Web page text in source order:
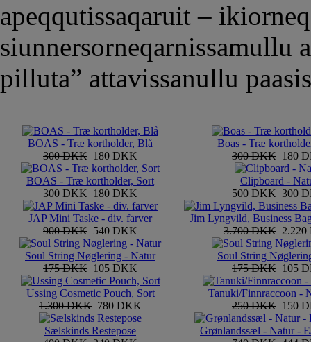
apeqqutissaqaruit –
pilluta” attavissanullu
BOAS - Træ kortholder, Blå
300 DKK 180 DKK
Boas - Træ
300 DKK 180
BOAS - Træ kortholder, Sort
300 DKK 180 DKK
Clipboard -
500 DKK 300
JAP Mini Taske - div. farver
900 DKK 540 DKK
Jim Lyngvild, Business
3.700 DKK
Soul String Nøglering - Natur
175 DKK 105 DKK
Soul String
175 DKK 105
Ussing Cosmetic Pouch, Sort
1.300 DKK 780 DKK
Tanuki/Finnraccoon -
250 DKK 150
Sælskinds Restepose
Grønlandssæl - Natur -